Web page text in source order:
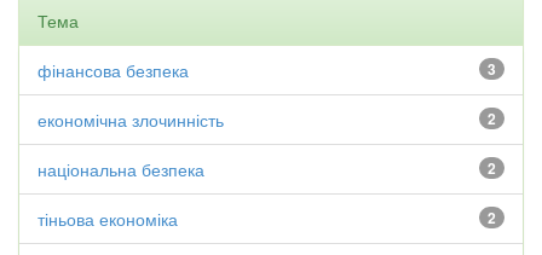
Тема
3
фінансова безпека
2
економічна злочинність
2
національна безпека
2
тіньова економіка